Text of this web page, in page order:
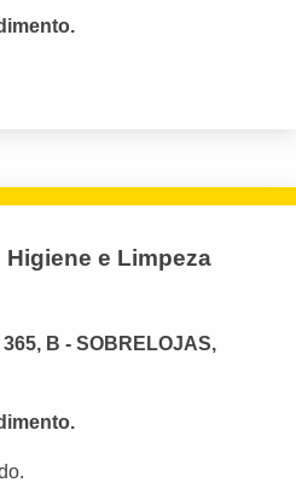
e Limpeza
B - SOBRELOJAS,